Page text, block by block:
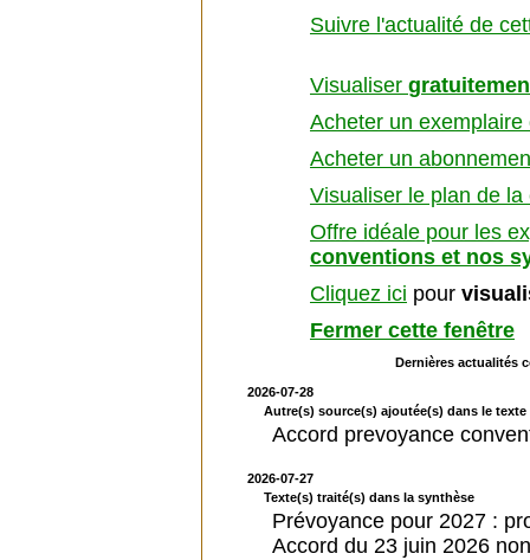
Suivre l'actualité de
Visualiser
Acheter un
Acheter un
Visualiser le plan de
Offre idéale pour les
conventions et nos
Cliquez ici pour
Fermer cette fenêtre
Dernières actualités
2026-07-28
Autre(s) source(s) ajoutée(s) dans le
Accord prevoyance
2026-07-27
Texte(s) traité(s) dans la synthèse
Prévoyance pour 2027 :
Accord du 23 juin 2026